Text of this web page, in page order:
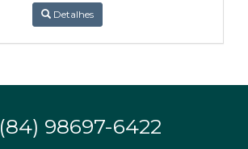
Detalhes
(84) 98697-6422